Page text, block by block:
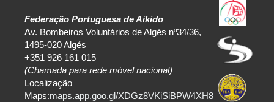
Federação Portuguesa de Aikido
Av. Bombeiros Voluntários de Algés nº34/36,
1495-020 Algés
+351 926 161 015
(Chamada para rede móvel nacional)
Localização
Maps:maps.app.goo.gl/XDGz8VKiSiBPW4XH8